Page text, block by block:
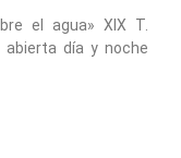
el agua» XIX T.
abierta día y noche